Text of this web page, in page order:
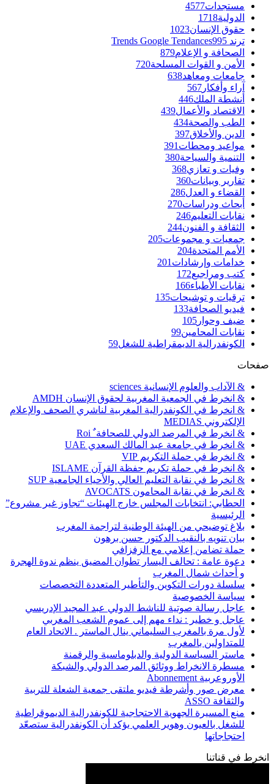
مستجدات4577
الدولية1718
حقوق الإنسان1023
ترند Trends Google Tendances 995
الصحافة و الإعلام879
الأمن و القوات المسلحة720
جامعات ومعاهد638
آراء وأفكار 567
أنشطة الملك446
الاقتصاد والأعمال439
الطب والصحة434
الدين والأخلاق397
مواعيد ومحطات 391
التنمية والسياحة380
وفيات و تعازي368
تقارير وبيانات360
القضاء و العدل286
أبحاث ودراسات270
نقابات التعليم246
الثقافة و الفنون244
جمعيات و مجموعات205
الأمم المتحدة204
خدامات وإرشادات 201
كتب ومراجيع172
نقابات الأطباء166
ترقيات و توشيحات135
فيديو الصحافة133
ضيف وحوار 105
نقابات المحامين99
الكونفدرالية الديمقراطية للشغل59
صفحات
& الآداب والعلوم الإنسانية sciences
& انخرط في الجمعية المغربية لحقوق الإنسان AMDH
& انخرط في الكونفدرالية المغربية لناشري الصحف والإعلام
الإلكتروني MEDIAS
& انخرط في المرصد الدولي للصحافة ٌ Roi
& انخرط في جامعة عبد المالك السعدي UAE
& انخرط في حملة التكريم VIP
& انخرط في حملة تكريم حفظة القرآن ISLAME
& انخرط في نقابة التعليم العالي والأحياء الجامعية SUP
& انخرط في نقابة المحامون AVOCATS
الحطابي: انتخابات المجلس خارج الهيئات “تجاوز غير مشروع”
الرئيسية
بلاغ توضيحي من الهيئة الوطنية لتراجمة المغرب
بيان تنويه بالنقيب الدكتور حسن برهون
حملة تضامن إعلامي مع الزفزافي
دعوة عامة : تحالف اليسار تطوان المضيق ينظم ندوة الهجرة
و أحداث شمال المغرب
سلسلة دورات التكوين والتأطير المتعددة التخصصات
سياسة الخصوصية
عاجل رسالة صوتية للناشط الدولي عبد المجيد الإدريسي
عاجل و خطير : نداء مهم إلى عموم الشعب المغربي
لأول مرة بالمغرب السليماني ينال الماستر . الاتحاد العام
للمتداولين بالمغرب
ماستر السياسة الدولية والدبلوماسية والرقمنة
مسطرة الانخراط ووثائق المرصد الدولي والشبكة
الأوروعربية Abonnement
معرض صور وأشرطة فيديو ملتقى جمعية الشعلة للتربية
والثقافة ASSO
منع المسيرة الجهوية الاحتجاجية للكونفدرالية الديموقراطية
للشغل بالعيون وهوير العلمي يؤكد أن الكونفدرالية ستصعّد
احتجاجاتها
انخرط في قناتنا